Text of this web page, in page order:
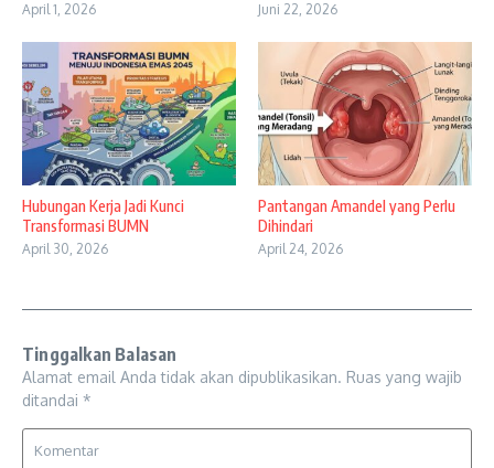
April 1, 2026 Juni 22, 2026
Hubungan Kerja Jadi Kunci
Transformasi BUMN
April 30, 2026
Pantangan Amandel yang Perlu
Dihindari
April 24, 2026
Tinggalkan Balasan
Alamat email Anda tidak akan dipublikasikan. Ruas yang wajib
ditandai *